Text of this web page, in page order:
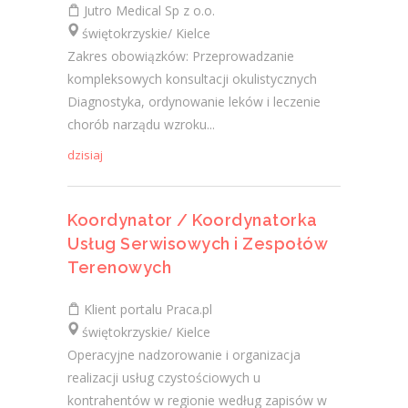
Jutro Medical Sp z o.o.
świętokrzyskie/ Kielce
Zakres obowiązków: Przeprowadzanie
kompleksowych konsultacji okulistycznych
Diagnostyka, ordynowanie leków i leczenie
chorób narządu wzroku...
dzisiaj
Koordynator / Koordynatorka
Usług Serwisowych i Zespołów
Terenowych
Klient portalu Praca.pl
świętokrzyskie/ Kielce
Operacyjne nadzorowanie i organizacja
realizacji usług czystościowych u
kontrahentów w regionie według zapisów w